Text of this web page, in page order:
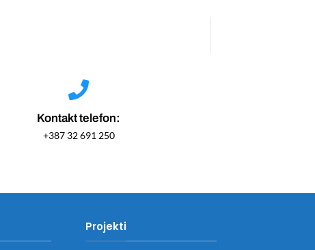
Kontakt telefon:
+387 32 691 250
Projekti